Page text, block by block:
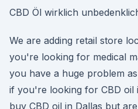
CBD Öl wirklich
We are adding retail store
you're looking for medical
you have a huge problem
if you're looking for CBD
buy CBD oil in Dallas but